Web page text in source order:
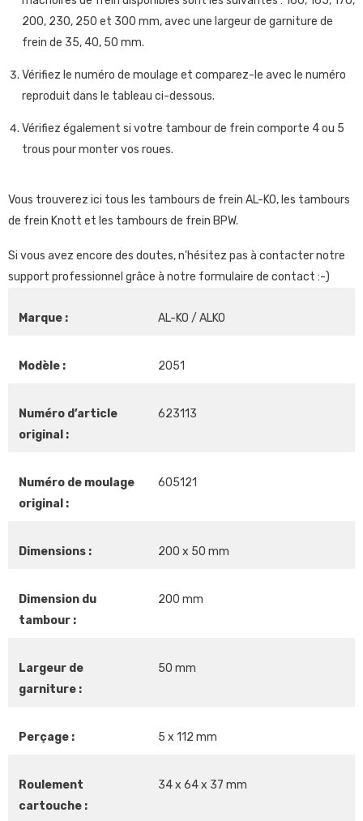
200, 230, 250 et 300 mm, avec une largeur de garniture de
frein de 35, 40, 50 mm.
Vérifiez le numéro de moulage et comparez-le avec le numéro
reproduit dans le tableau ci-dessous.
Vérifiez également si votre tambour de frein comporte 4 ou 5
trous pour monter vos roues.
Vous trouverez ici tous les tambours de frein AL-KO, les tambours
de frein Knott et les tambours de frein BPW.
Si vous avez encore des doutes, n'hésitez pas à contacter notre
support professionnel grâce à notre formulaire de contact :-)
Marque : AL-KO / ALKO
Modèle : 2051
Numéro d’article
original :
623113
Numéro de moulage
original :
605121
Dimensions : 200 x 50 mm
Dimension du
tambour :
200 mm
Largeur de
garniture :
50 mm
Perçage : 5 x 112 mm
Roulement
cartouche :
34 x 64 x 37 mm